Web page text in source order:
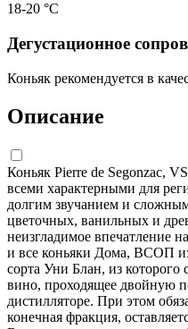
18-20 °C
Дегустационное
Коньяк рекомендуется в
Описание
Коньяк Pierre de Segonzac,
всеми характерными для
долгим звучанием и
цветочных, ванильных и
неизгладимое впечатление
и все коньяки Дома, ВСОП
сорта Уни Блан, из которого
вино, проходящее двойную
дистилляторе. При этом
конечная фракция,